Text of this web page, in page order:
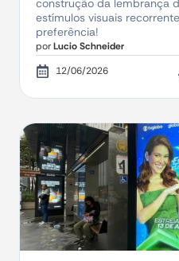
construção da lembrança
estímulos visuais
preferência!
porLucio Schneider
12/06/2026